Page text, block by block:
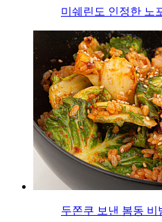
미쉐린도 인정한 노
두쫀쿠 보낸 봄동 비